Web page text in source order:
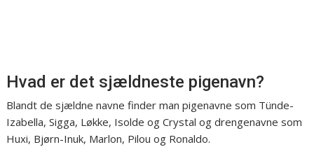
Hvad er det sjældneste pigenavn?
Blandt de sjældne navne finder man pigenavne som Tünde-
Izabella, Sigga, Løkke, Isolde og Crystal og drengenavne som
Huxi, Bjørn-Inuk, Marlon, Pilou og Ronaldo.